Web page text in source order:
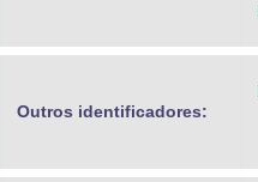
Outros identificadores: